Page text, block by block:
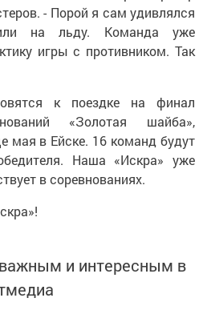
- Порой я сам удивлялся
на льду. Команда уже
игры с противником. Так
к поездке на финал
«Золотая шайба»,
мая в Ейске. 16 команд будут
Наша «Искра» уже
в соревнованиях.
и интересным в